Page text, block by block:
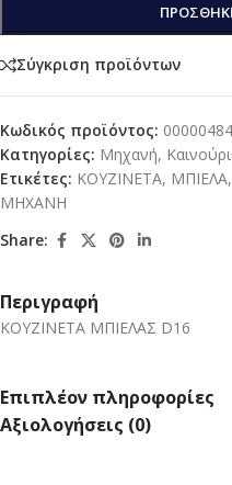
Σύγκριση προϊόντων
Κωδικός προϊόντος: 00000484
Κατηγορίες: Μηχανή,
Ετικέτες: ΚΟΥΖΙΝΕΤΑ, ΜΠΙΕΛΑ,
ΜΗΧΑΝΗ
Share:
Περιγραφή
ΚΟΥΖΙΝΕΤΑ ΜΠΙΕΛΑΣ D16
Επιπλέον πληροφορίες
Αξιολογήσεις (0)